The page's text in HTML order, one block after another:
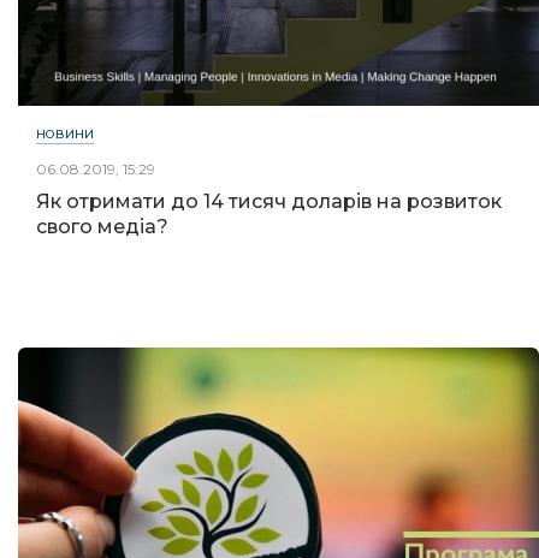
НОВИНИ
06.08.2019, 15:29
Як отримати до 14 тисяч доларів на розвиток
свого медіа?